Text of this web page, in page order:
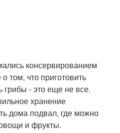
консервированием
том, что приготовить
грибы - это еще не все.
хранение
дома подвал, где можно
и фрукты.